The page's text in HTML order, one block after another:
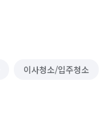
이사청소/입주청소